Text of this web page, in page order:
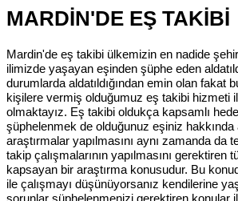
MARDİN'DE EŞ TAKİBİ
Mardin'de eş takibi ülkemizin en nadide
ilimizde yaşayan eşinden şüphe eden
durumlarda aldatıldığından emin olan fakat
kişilere vermiş olduğumuz eş takibi hizmeti
olmaktayız. Eş takibi oldukça kapsamlı
şüphelenmek de olduğunuz eşiniz hakkında
araştırmalar yapılmasını aynı zamanda da
takip çalışmalarının yapılmasını gerektiren
kapsayan bir araştırma konusudur. Bu
ile çalışmayı düşünüyorsanız kendilerine